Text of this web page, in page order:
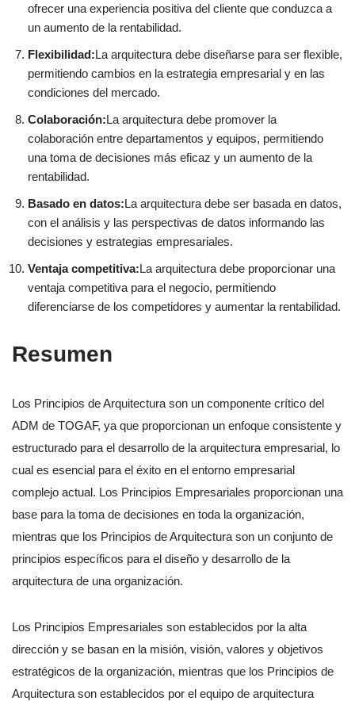
ofrecer una experiencia positiva del cliente que conduzca a
un aumento de la rentabilidad.
Flexibilidad:La arquitectura debe diseñarse para ser flexible,
permitiendo cambios en la estrategia empresarial y en las
condiciones del mercado.
Colaboración:La arquitectura debe promover la
colaboración entre departamentos y equipos, permitiendo
una toma de decisiones más eficaz y un aumento de la
rentabilidad.
Basado en datos:La arquitectura debe ser basada en datos,
con el análisis y las perspectivas de datos informando las
decisiones y estrategias empresariales.
Ventaja competitiva:La arquitectura debe proporcionar una
ventaja competitiva para el negocio, permitiendo
diferenciarse de los competidores y aumentar la rentabilidad.
Resumen
Los Principios de Arquitectura son un componente crítico del
ADM de TOGAF, ya que proporcionan un enfoque consistente y
estructurado para el desarrollo de la arquitectura empresarial, lo
cual es esencial para el éxito en el entorno empresarial
complejo actual. Los Principios Empresariales proporcionan una
base para la toma de decisiones en toda la organización,
mientras que los Principios de Arquitectura son un conjunto de
principios específicos para el diseño y desarrollo de la
arquitectura de una organización.
Los Principios Empresariales son establecidos por la alta
dirección y se basan en la misión, visión, valores y objetivos
estratégicos de la organización, mientras que los Principios de
Arquitectura son establecidos por el equipo de arquitectura